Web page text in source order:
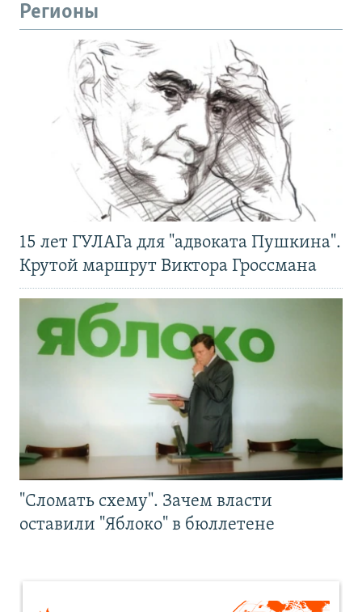
Регионы
15 лет ГУЛАГа для "адвоката Пушкина".
Крутой маршрут Виктора Гроссмана
"Сломать схему". Зачем власти
оставили "Яблоко" в бюллетене